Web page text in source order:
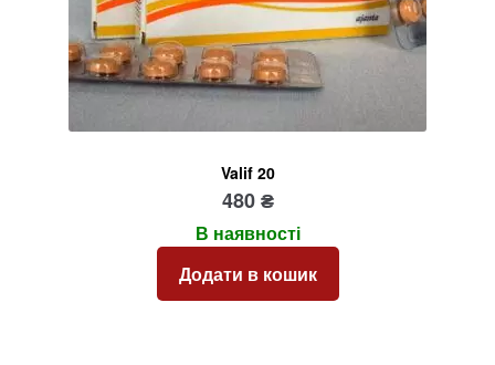
Valif 20
480₴
В наявності
Додати в кошик